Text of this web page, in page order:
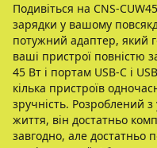
Подивіться на CNS-
зарядки у вашому
потужний адаптер, який
ваші пристрої повністю
45 Вт і портам USB-C і
кілька пристроїв
зручність. Розроблений
життя, він достатньо
завгодно, але достатньо